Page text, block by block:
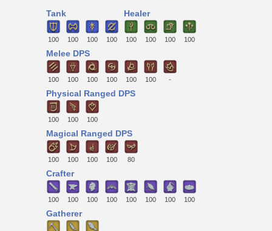
Tank
100 100 100 100
Healer
100 100 100 100
Melee DPS
100 100 100 100 100 100 -
Physical Ranged DPS
100 100 100
Magical Ranged DPS
100 100 100 100 80
Crafter
100 100 100 100 100 100 100 100
Gatherer